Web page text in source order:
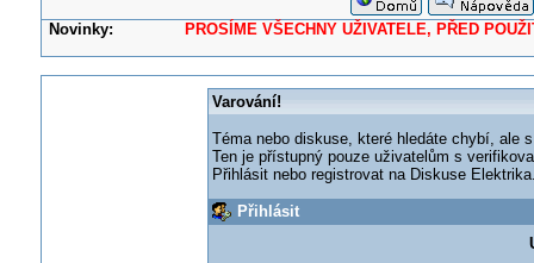
Novinky: PROSÍME VŠECHNY UŽIVATELE, PŘED
Varování!
Téma nebo diskuse, které hledáte chybí, ale
Ten je přístupný pouze uživatelům s
Přihlásit nebo registrovat na Diskuse
Přihlásit